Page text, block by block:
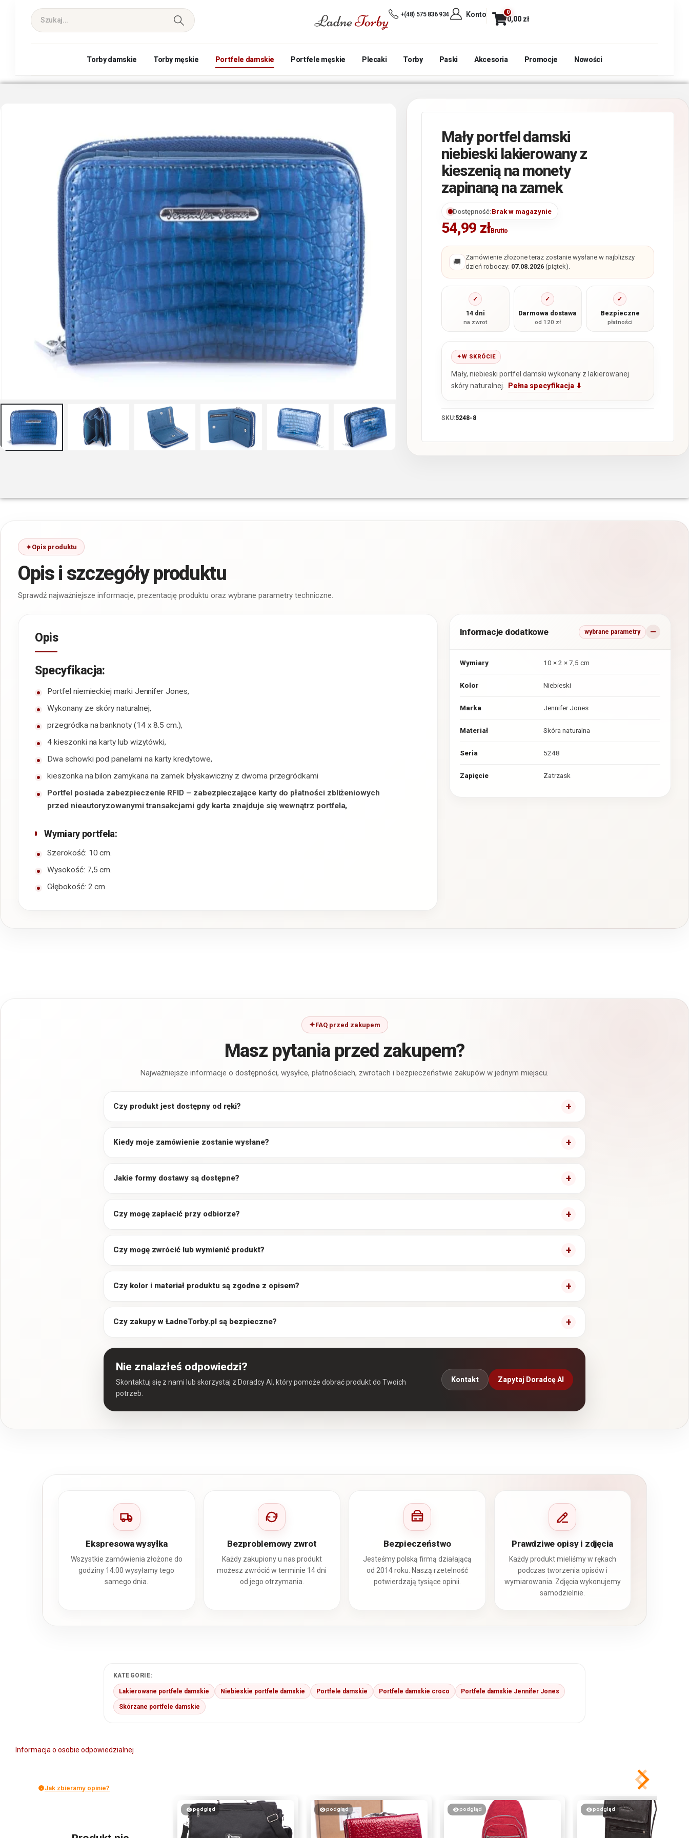
+(48) 575 836 934 Konto 0
0,00 zł
Torby damskie Torby męskie Portfele damskie Portfele męskie Plecaki Torby Paski Akcesoria Promocje Nowości
Mały portfel damski
niebieski lakierowany z
kieszenią na monety
zapinaną na zamek
Dostępność:Brak w magazynie
54,99 złBrutto
🚚
Zamówienie złożone teraz zostanie wysłane w najbliższy
dzień roboczy: 07.08.2026(piątek).
✓
14 dni
na zwrot
✓
Darmowa dostawa
od 120 zł
✓
Bezpieczne
płatności
W SKRÓCIE
Mały, niebieski portfel damski wykonany z lakierowanej
skóry naturalnej.
Pełna specyfikacja ⬇
SKU:5248-8
Opis produktu
Opis i szczegóły produktu
Sprawdź najważniejsze informacje, prezentację produktu oraz wybrane parametry techniczne.
Opis
Specyfikacja:
Portfel niemieckiej marki Jennifer Jones,
Wykonany ze skóry naturalnej,
przegródka na banknoty (14 x 8.5 cm.),
4 kieszonki na karty lub wizytówki,
Dwa schowki pod panelami na karty kredytowe,
kieszonka na bilon zamykana na zamek błyskawiczny z dwoma przegródkami
Portfel posiada zabezpieczenie RFID – zabezpieczające karty do płatności zbliżeniowych
przed nieautoryzowanymi transakcjami gdy karta znajduje się wewnątrz portfela,
Wymiary portfela:
Szerokość: 10 cm.
Wysokość: 7,5 cm.
Głębokość: 2 cm.
Informacje dodatkowe wybrane parametry
Wymiary 10 × 2 × 7,5 cm
Kolor Niebieski
Marka Jennifer Jones
Materiał Skóra naturalna
Seria 5248
Zapięcie Zatrzask
FAQ przed zakupem
Masz pytania przed zakupem?
Najważniejsze informacje o dostępności, wysyłce, płatnościach, zwrotach i bezpieczeństwie zakupów w jednym miejscu.
Czy produkt jest dostępny od ręki?
Kiedy moje zamówienie zostanie wysłane?
Jakie formy dostawy są dostępne?
Czy mogę zapłacić przy odbiorze?
Czy mogę zwrócić lub wymienić produkt?
Czy kolor i materiał produktu są zgodne z opisem?
Czy zakupy w ŁadneTorby.pl są bezpieczne?
Nie znalazłeś odpowiedzi?
Skontaktuj się z nami lub skorzystaj z Doradcy AI, który pomoże dobrać produkt do Twoich
potrzeb.
Kontakt Zapytaj Doradcę AI
Ekspresowa wysyłka
Wszystkie zamówienia złożone do
godziny 14:00 wysyłamy tego
samego dnia.
Bezproblemowy zwrot
Każdy zakupiony u nas produkt
możesz zwrócić w terminie 14 dni
od jego otrzymania.
Bezpieczeństwo
Jesteśmy polską firmą działającą
od 2014 roku. Naszą rzetelność
potwierdzają tysiące opinii.
Prawdziwe opisy i zdjęcia
Każdy produkt mieliśmy w rękach
podczas tworzenia opisów i
wymiarowania. Zdjęcia wykonujemy
samodzielnie.
KATEGORIE:
Lakierowane portfele damskie Niebieskie portfele damskie Portfele damskie Portfele damskie croco Portfele damskie Jennifer Jones
Skórzane portfele damskie
Informacja o osobie odpowiedzialnej
Jak zbieramy opinie?
podgląd podgląd podgląd podgląd